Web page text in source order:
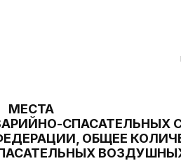
МЕСТА
СПАСАТЕЛЬНЫХ
ОБЩЕЕ